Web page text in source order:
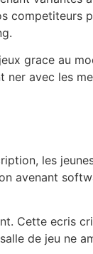
competiteurs
grace au
ner avec les
les
avenant
Cette ecris
de jeu ne